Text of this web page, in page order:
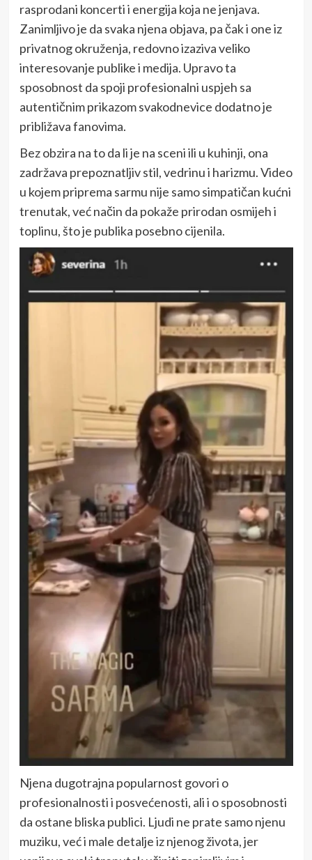
rasprodani koncerti i energija koja ne jenjava.
Zanimljivo je da svaka njena objava, pa čak i one iz
privatnog okruženja, redovno izaziva veliko
interesovanje publike i medija. Upravo ta
sposobnost da spoji profesionalni uspjeh sa
autentičnim prikazom svakodnevice dodatno je
približava fanovima.
Bez obzira na to da li je na sceni ili u kuhinji, ona
zadržava prepoznatljiv stil, vedrinu i harizmu. Video
u kojem priprema sarmu nije samo simpatičan kućni
trenutak, već način da pokaže prirodan osmijeh i
toplinu, što je publika posebno cijenila.
Njena dugotrajna popularnost govori o
profesionalnosti i posvećenosti, ali i o sposobnosti
da ostane bliska publici. Ljudi ne prate samo njenu
muziku, već i male detalje iz njenog života, jer